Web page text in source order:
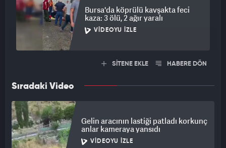
Bursa'da köprülü kavşakta feci
kaza: 3 ölü, 2 ağır yaralı
VIDEOYU İZLE
SİTENE EKLE HABERE DÖN
Sıradaki Video
Gelin aracının lastiği patladı korkunç
anlar kameraya yansıdı
VIDEOYU İZLE